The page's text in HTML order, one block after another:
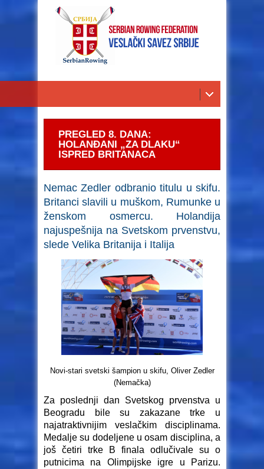
PREGLED 8. DANA:
HOLANĐANI „ZA DLAKU“
ISPRED BRITANACA
Nemac Zedler odbranio titulu u skifu.
Britanci slavili u muškom, Rumunke u
ženskom osmercu. Holandija
najuspešnija na Svetskom prvenstvu,
slede Velika Britanija i Italija
Novi-stari svetski šampion u skifu, Oliver Zedler
(Nemačka)
Za poslednji dan Svetskog prvenstva u
Beogradu bile su zakazane trke u
najatraktivnijim veslačkim disciplinama.
Medalje su dodeljene u osam disciplina, a
još četiri trke B finala odlučivale su o
putnicima na Olimpijske igre u Parizu.